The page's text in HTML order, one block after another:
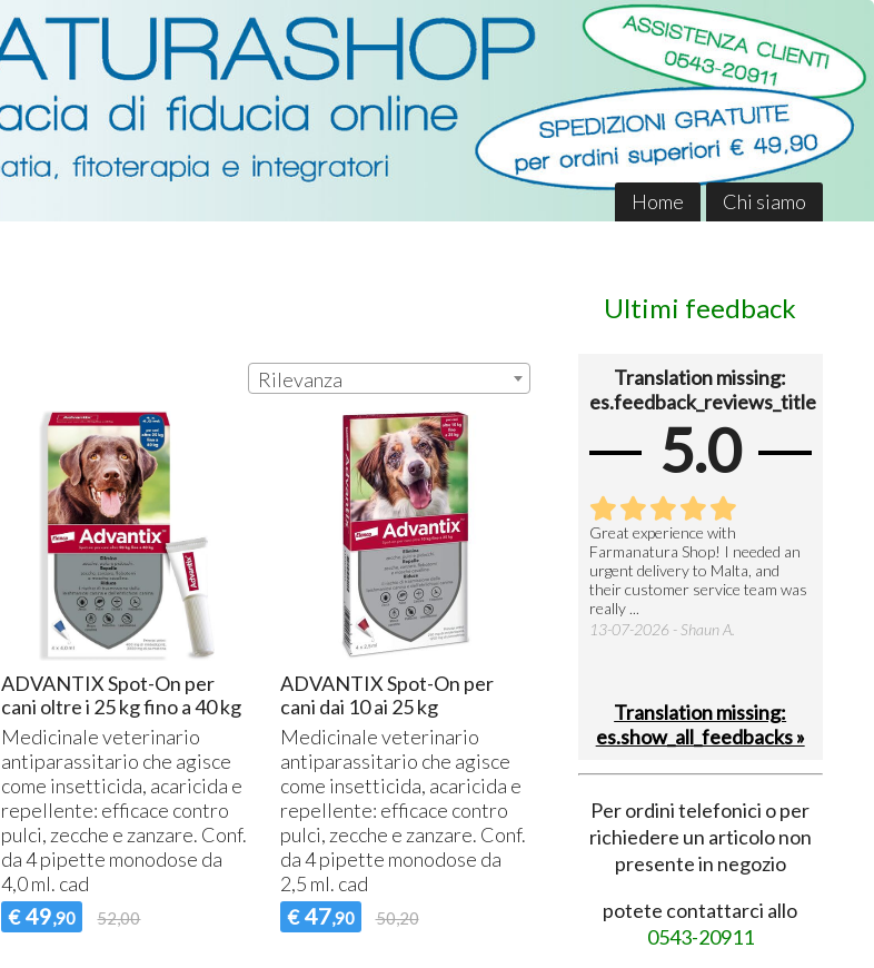
Home Chi siamo
Rilevanza
ADVANTIX Spot-On per
cani oltre i 25 kg fino a 40 kg
Medicinale veterinario
antiparassitario che agisce
come insetticida, acaricida e
repellente: efficace contro
pulci, zecche e zanzare. Conf.
da 4 pipette monodose da
4,0 ml. cad
€ 49,90 52,00
ADVANTIX Spot-On per
cani dai 10 ai 25 kg
Medicinale veterinario
antiparassitario che agisce
come insetticida, acaricida e
repellente: efficace contro
pulci, zecche e zanzare. Conf.
da 4 pipette monodose da
2,5 ml. cad
€ 47,90 50,20
Ultimi feedback
Translation missing:
es.feedback_reviews_title
5.0
Tutto perfetto
27-07-2026 - Ruggero V.
Great experience with
Farmanatura Shop! I needed an
urgent delivery to Malta, and
their customer service team was
really ...
13-07-2026 - Shaun A.
Translation missing:
es.show_all_feedbacks »
Per ordini telefonici o per
richiedere un articolo non
presente in negozio
potete contattarci allo
0543-20911